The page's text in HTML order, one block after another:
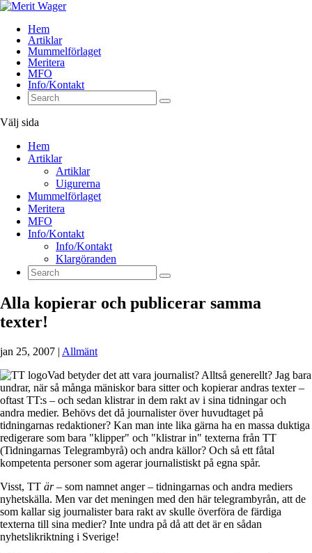
Hem
Artiklar
Mummelförlaget
Meritera
MFO
Info/Kontakt
Välj sida
Hem
Artiklar
Artiklar
Uigurerna
Mummelförlaget
Meritera
MFO
Info/Kontakt
Info/Kontakt
Klargöranden
Alla kopierar och publicerar samma
texter!
jan 25, 2007 | Allmänt
Vad betyder det att vara journalist? Alltså generellt? Jag bara
undrar, när så många mäniskor bara sitter och kopierar andras texter –
oftast TT:s – och sedan klistrar in dem rakt av i sina tidningar och
andra medier. Behövs det då journalister över huvudtaget på
tidningarnas redaktioner? Kan man inte lika gärna ha en massa duktiga
redigerare som bara "klipper" och "klistrar in" texterna från TT
(Tidningarnas Telegrambyrå) och andra källor? Och så ett fåtal
kompetenta personer som agerar journalistiskt på egna spår.
Visst, TT är– som namnet anger – tidningarnas och andra mediers
nyhetskälla. Men var det meningen med den här telegrambyrån, att de
som kallar sig journalister bara rakt av skulle överföra de färdiga
texterna till sina medier? Inte undra på då att det är en sådan
nyhetslikriktning i Sverige!